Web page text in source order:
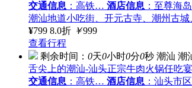
交通信息 ：高铁… 酒店信息 ：至尊海
潮汕地道小吃街、开元古寺、潮州古
¥799 8.0折 ￥999
查看行程
剩余时间： 0天0小时0分0秒 潮汕 潮
舌尖上的潮汕-汕头正宗牛肉火锅任吃
交通信息 ：高铁… 酒店信息 ：汕头市